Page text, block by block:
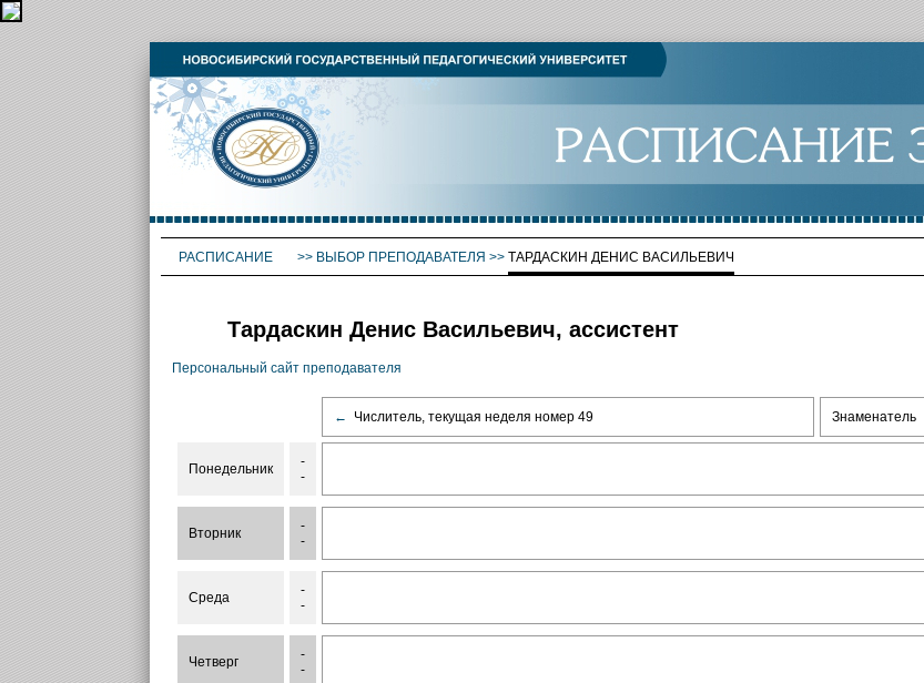
РАСПИСАНИЕ >> ВЫБОР ПРЕПОДАВАТЕЛЯ >> ТАРДАСКИН ДЕНИС ВАСИЛЬЕВИЧ
Тардаскин Денис Васильевич, ассистент
Персональный сайт преподавателя
← Числитель, текущая неделя номер 49 Знаменатель
Понедельник
-
-
Вторник
-
-
Среда
-
-
Четверг
-
-